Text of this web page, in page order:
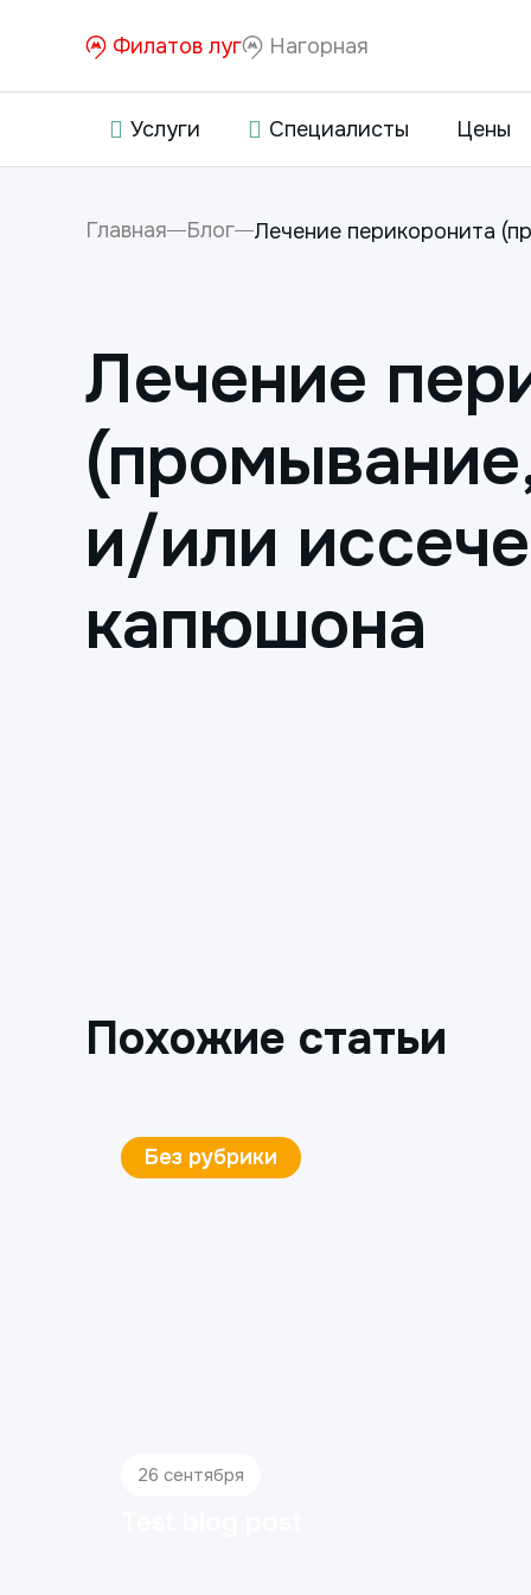
Филатов луг Нагорная
Услуги Специалисты Цены
Главная Блог Лечение перикоронита
Лечение
и/или
капюшона
Похожие статьи
Ортопедия
Коронки из диоксида